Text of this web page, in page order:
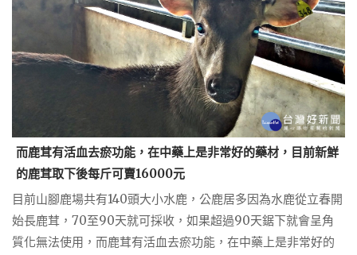
而鹿茸有活血去瘀功能，在中藥上是非常好的藥材，目前新鮮
的鹿茸取下後每斤可賣16000元
目前山腳鹿場共有140頭大小水鹿，公鹿居多因為水鹿從立春開
始長鹿茸，70至90天就可採收，如果超過90天鋸下就會呈角
質化無法使用，而鹿茸有活血去瘀功能，在中藥上是非常好的